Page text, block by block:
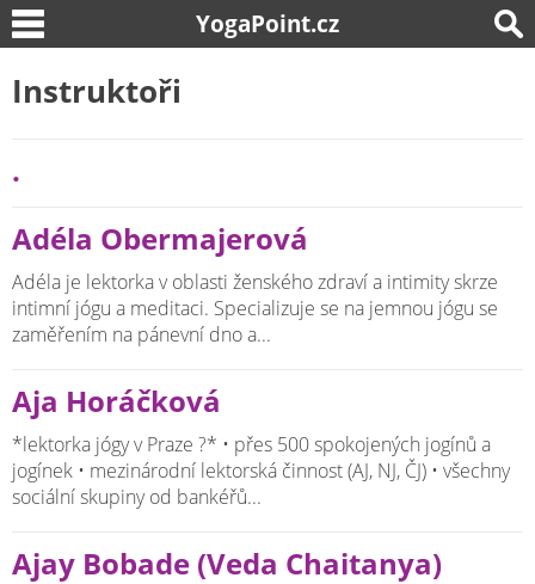
YogaPoint.cz
Instruktoři
.
Adéla Obermajerová
Adéla je lektorka v oblasti ženského zdraví a intimity skrze
intimní jógu a meditaci. Specializuje se na jemnou jógu se
zaměřením na pánevní dno a...
Aja Horáčková
*lektorka jógy v Praze ?* • přes 500 spokojených jogínů a
jogínek • mezinárodní lektorská činnost (AJ, NJ, ČJ) • všechny
sociální skupiny od bankéřů...
Ajay Bobade (Veda Chaitanya)